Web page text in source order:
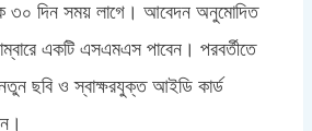
৩০ দিন সময় লাগে। আবেদন অনুমোদিত
একটি এসএমএস পাবেন। পরবর্তীতে
ছবি ও স্বাক্ষরযুক্ত আইডি কার্ড